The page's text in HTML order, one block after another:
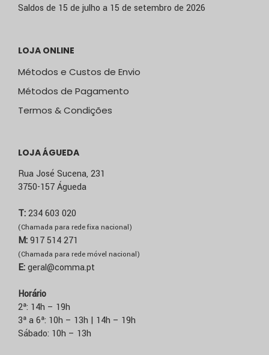
Saldos de 15 de julho a 15 de setembro de 2026
LOJA ONLINE
Métodos e Custos de Envio
Métodos de Pagamento
Termos & Condições
LOJA ÁGUEDA
Rua José Sucena, 231
3750-157 Águeda
T:234 603 020
(Chamada para rede fixa nacional)
M:917 514 271
(Chamada para rede móvel nacional)
E:geral@comma.pt
Horário
2ª: 14h – 19h
3ª a 6ª: 10h – 13h | 14h – 19h
Sábado: 10h – 13h